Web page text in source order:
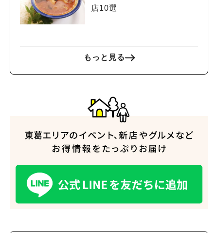
店10選
もっと見る